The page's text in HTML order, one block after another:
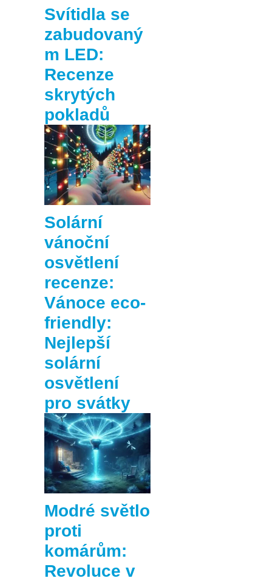
Svítidla se
zabudovaný
m LED:
Recenze
skrytých
pokladů
Solární
vánoční
osvětlení
recenze:
Vánoce eco-
friendly:
Nejlepší
solární
osvětlení
pro svátky
Modré světlo
proti
komárům:
Revoluce v